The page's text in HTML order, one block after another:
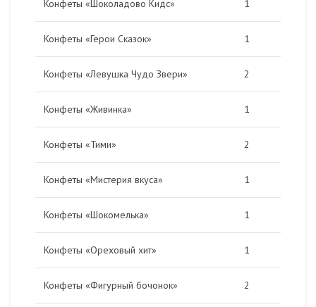
Конфеты «Шоколадово Кидс» 1
Конфеты «Герои Сказок» 1
Конфеты «Левушка Чудо Звери» 2
Конфеты «Живинка» 1
Конфеты «Тими» 2
Конфеты «Мистерия вкуса» 1
Конфеты «Шокомелька» 1
Конфеты «Ореховый хит» 1
Конфеты «Фигурный бочонок» 2